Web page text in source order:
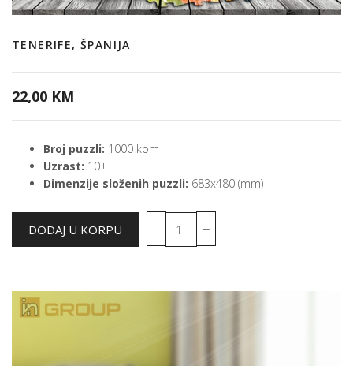
TENERIFE, ŠPANIJA
22,00 KM
Broj puzzli: 1000 kom
Uzrast: 10+
Dimenzije složenih puzzli: 683x480 (mm)